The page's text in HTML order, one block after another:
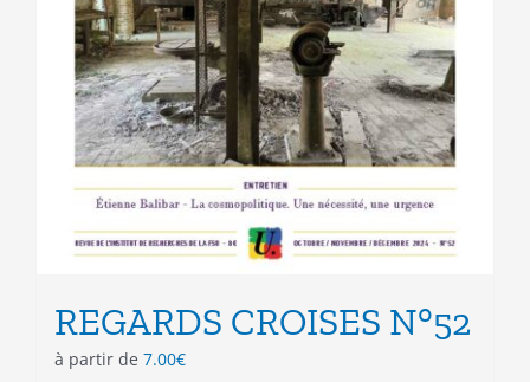
REGARDS CROISES N°52
à partir de 7.00€